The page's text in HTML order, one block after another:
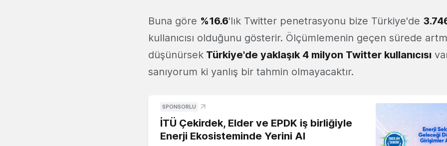
Buna göre %16.6'lık Twitter penetrasyonu bize Türkiye'de
kullanıcısı olduğunu gösterir. Ölçümlemenin geçen sürede
düşünürsek Türkiye'de yaklaşık 4 milyon Twitter kullanıcısı
sanıyorum ki yanlış bir tahmin olmayacaktır.
SPONSORLU
İTÜ Çekirdek, Elder ve EPDK iş birliğiyle
Enerji Ekosisteminde Yerini Al